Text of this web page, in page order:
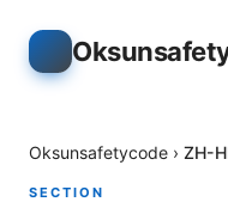
Oksunsafetycode › ZH-
SECTION